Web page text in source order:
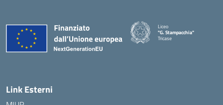
Liceo
"G. Stampacchia"
Tricase
Link Esterni